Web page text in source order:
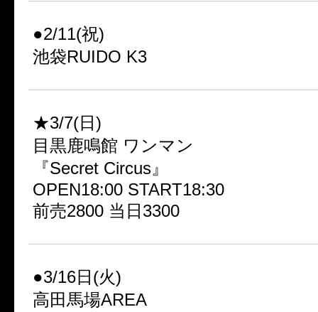
●2/11(祝)
池袋RUIDO K3
★3/7(日)
目黒鹿鳴館 ワンマン
『Secret Circus』
OPEN18:00 START18:30
前売2800 当日3300
●3/16日(火)
高田馬場AREA